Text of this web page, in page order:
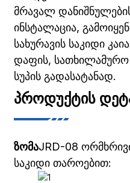
მრავალ
ინსტალაცია,
სახურავის საკიდი
დაფის, სათხილამურო
სუპის გადასატანად.
ᲞᲠᲝᲓᲣᲥᲢᲘᲡ
ზომაJRD-08
საკიდი თაროებით: